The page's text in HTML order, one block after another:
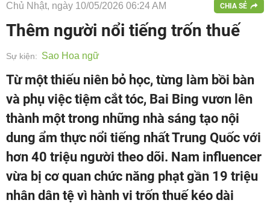
Chủ Nhật, ngày 10/05/2026 06:24 AM CHIA SẺ
Thêm người nổi tiếng trốn thuế
Sự kiện: Sao Hoa ngữ
Từ một thiếu niên bỏ học, từng làm bồi bàn
và phụ việc tiệm cắt tóc, Bai Bing vươn lên
thành một trong những nhà sáng tạo nội
dung ẩm thực nổi tiếng nhất Trung Quốc với
hơn 40 triệu người theo dõi. Nam influencer
vừa bị cơ quan chức năng phạt gần 19 triệu
nhân dân tệ vì hành vi trốn thuế kéo dài